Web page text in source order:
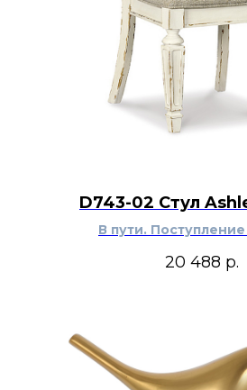
D743-02 Стул
В пути.
20 488 р.